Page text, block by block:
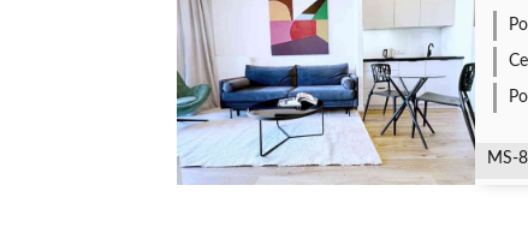
MS-